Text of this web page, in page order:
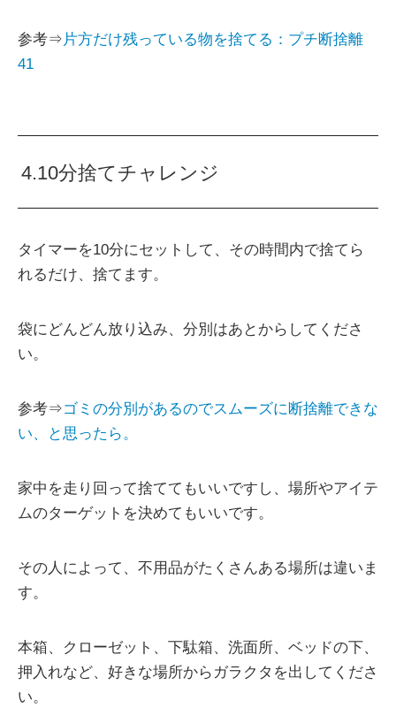
参考⇒片方だけ残っている物を捨てる：プチ断捨離
41
4.10分捨てチャレンジ
タイマーを10分にセットして、その時間内で捨てら
れるだけ、捨てます。
袋にどんどん放り込み、分別はあとからしてくださ
い。
参考⇒ゴミの分別があるのでスムーズに断捨離できな
い、と思ったら。
家中を走り回って捨ててもいいですし、場所やアイテ
ムのターゲットを決めてもいいです。
その人によって、不用品がたくさんある場所は違いま
す。
本箱、クローゼット、下駄箱、洗面所、ベッドの下、
押入れなど、好きな場所からガラクタを出してくださ
い。